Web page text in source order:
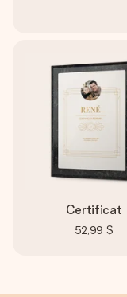
Certificat
52,99 $